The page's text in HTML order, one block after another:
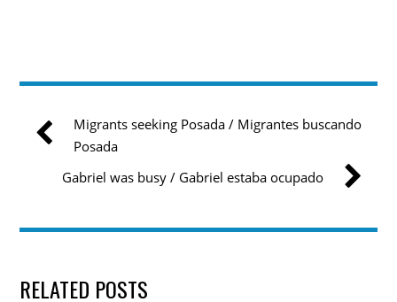
Migrants seeking Posada / Migrantes buscando
Posada
Gabriel was busy / Gabriel estaba ocupado
RELATED POSTS